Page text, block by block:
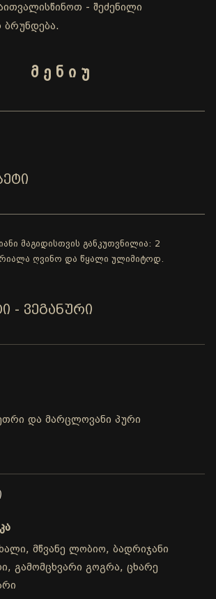
- შეძენილი
მ ე ნ ი უ
მაგიდისთვის განკუთვნილია: 2
ღვინო და წყალი ულიმიტოდ.
- ᲕᲔᲒᲐᲜᲣᲠᲘ
და მარცლოვანი პური
მწვანე ლობიო, ბადრიჯანი
გამომცხვარი გოგრა, ცხარე